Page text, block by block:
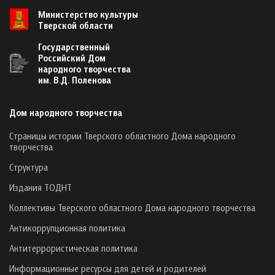
Министерство культуры
Тверской области
Государственный
Российский Дом
народного творчества
им. В.Д. Поленова
Дом народного творчества
Страницы истории Тверского областного Дома народного
творчества
Структура
Издания ТОДНТ
Коллективы Тверского областного Дома народного творчества
Антикоррупционная политика
Антитеррористическая политика
Информационные ресурсы для детей и родителей